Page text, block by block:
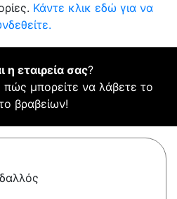
Κάντε κλικ εδώ για να
η εταιρεία σας?
πώς μπορείτε να λάβετε το
βραβείων!